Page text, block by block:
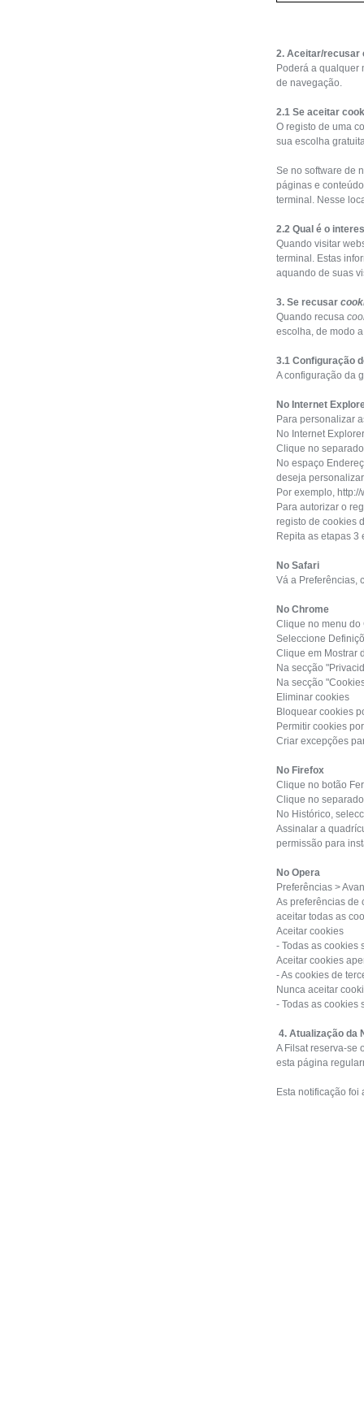
2. Aceitar/recusar
Poderá a qualquer
de navegação.
2.1 Se aceitar
O registo de uma
sua escolha
Se no software de
páginas e
terminal. Nesse
2.2 Qual é o
Quando visitar
terminal. Estas
aquando de suas
3. Se recusar
Quando recusa
escolha, de modo
3.1 Configuração
A configuração da
No Internet
Para personalizar
No Internet
Clique no
No espaço
deseja
Por exemplo,
Para autorizar o
registo de cookies
Repita as etapas 3
No Safari
Vá a Preferências,
No Chrome
Clique no menu do
Seleccione
Clique em Mostrar
Na secção
Na secção
Eliminar cookies
Bloquear cookies
Permitir cookies
Criar excepções
No Firefox
Clique no botão
Clique no
No Histórico,
Assinalar a
permissão para
No Opera
Preferências >
As preferências de
aceitar todas as
Aceitar cookies
- Todas as cookies
Aceitar cookies
- As cookies de
Nunca aceitar
- Todas as cookies
4. Atualização da
A Filsat reserva-se
esta página
Esta notificação